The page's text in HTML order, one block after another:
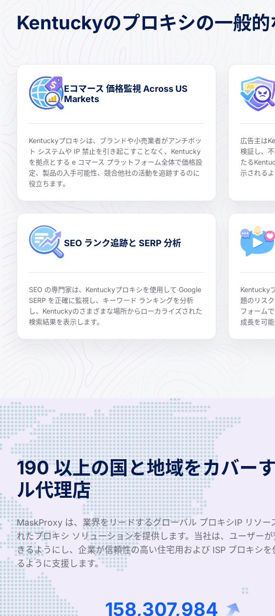
Kentuckyのプロキシの一般的
Eコマース 価格監視 Across US
Markets
Kentuckyプロキシは、ブランドや小売業者がアンチボッ
ト システムや IP 禁止を引き起こすことなく、Kentucky
を拠点とする e コマース プラットフォーム全体で価格設
定、製品の入手可能性、競合他社の活動を追跡するのに
役立ちます。
広告主は
検証し、
たる
示されるよ
SEO ランク追跡と SERP 分析
SEO の専門家は、Kentuckyプロキシを使用して Google
SERP を正確に監視し、キーワード ランキングを分析
し、Kentuckyのさまざまな場所からローカライズされた
検索結果を表示します。
Kentucky
題のリス
フォーム
成長を可能
190 以上の国と地域をカバー
ル代理店
MaskProxy は、業界をリードするグローバル プロキシIP リソー
れたプロキシ ソリューションを提供します。当社は、ユーザー
きるようにし、企業が信頼性の高い住宅用および ISP プロキシ
るように支援します。
240,903,454